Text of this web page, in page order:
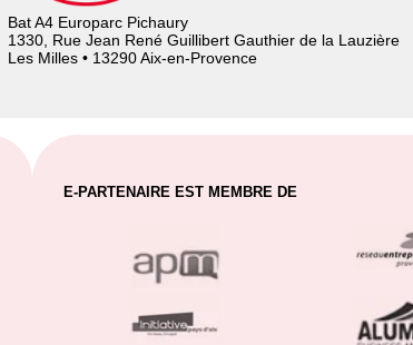
Bat A4 Europarc Pichaury
1330, Rue Jean René Guillibert Gauthier de la Lauzière
Les Milles • 13290 Aix-en-Provence
E-PARTENAIRE EST MEMBRE DE